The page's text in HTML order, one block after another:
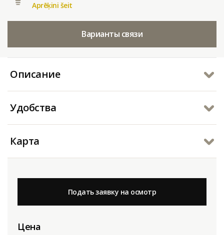
Aprēķini šeit
Варианты связи
Описание
Удобства
Карта
Подать заявку на осмотр
Цена